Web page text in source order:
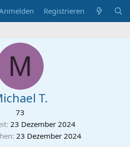
Registrieren
M
T.
73
23 Dezember 2024
23 Dezember 2024